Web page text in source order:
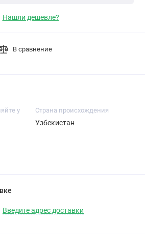
Нашли дешевле?
В сравнение
у
Cтрана происхождения
Узбекистан
Введите адрес доставки